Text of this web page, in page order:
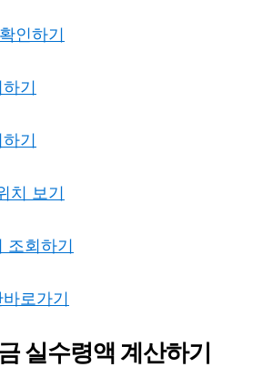
인하기
기
기
치 보기
조회하기
로가기
실수령액 계산하기